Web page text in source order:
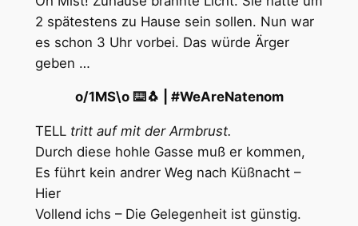
2 spätestens zu Hause sein sollen. Nun war
es schon 3 Uhr vorbei. Das würde Ärger
geben …
o/1MS\o ⌨️🐧 | #​⁣​​⁣​​​​​​​​WeAreNatenom
TELL tritt auf mit der Armbrust.
Durch diese hohle Gasse muß er kommen,
Es führt kein andrer Weg nach Küßnacht –
Hier
Vollend ichs – Die Gelegenheit ist günstig.